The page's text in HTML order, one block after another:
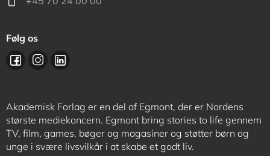
Følg os
Akademisk Forlag er en del af Egmont, der er Nordens
største mediekoncern. Egmont bring stories to life gennem
TV, film, games, bøger og magasiner og støtter børn og
unge i svære livsvilkår i at skabe et godt liv.